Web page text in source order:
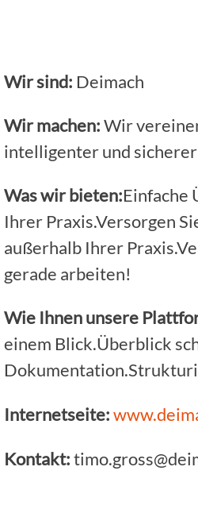
Wir sind: Deimach
Wir machen:Wir
intelligenter und
Was wir bieten:Einfache
Ihrer Praxis.Versorgen
außerhalb Ihrer
gerade arbeiten!
Wie Ihnen unsere
einem Blick.Überblick
Internetseite:
Kontakt: